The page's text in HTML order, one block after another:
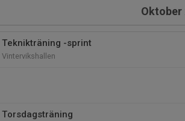
Oktober
Teknikträning -sprint
Vintervikshallen
Torsdagsträning